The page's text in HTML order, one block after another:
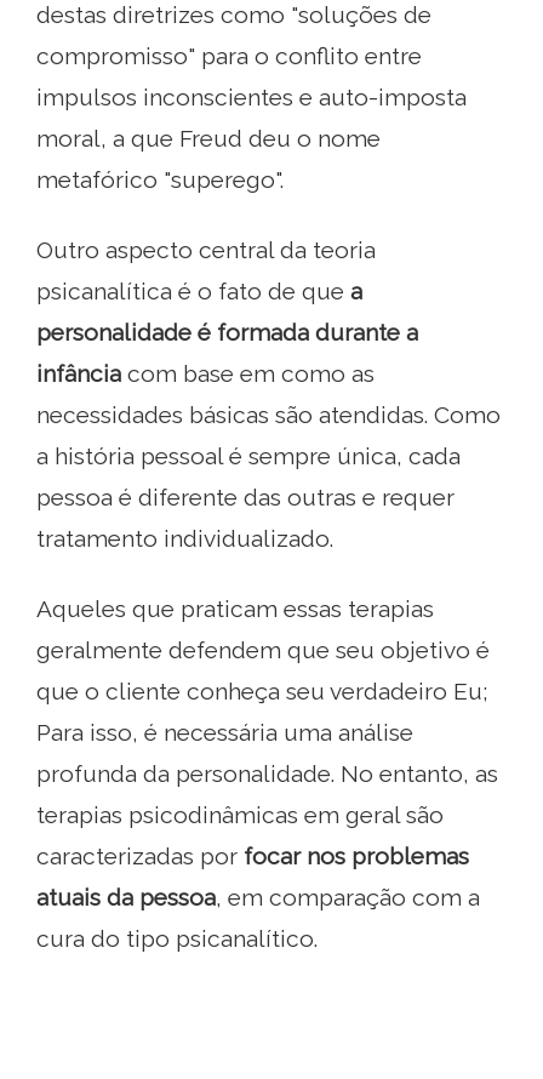
destas diretrizes como "soluções de
compromisso" para o conflito entre
impulsos inconscientes e auto-imposta
moral, a que Freud deu o nome
metafórico "superego".
Outro aspecto central da teoria
psicanalítica é o fato de que a
personalidade é formada durante a
infância com base em como as
necessidades básicas são atendidas. Como
a história pessoal é sempre única, cada
pessoa é diferente das outras e requer
tratamento individualizado.
Aqueles que praticam essas terapias
geralmente defendem que seu objetivo é
que o cliente conheça seu verdadeiro Eu;
Para isso, é necessária uma análise
profunda da personalidade. No entanto, as
terapias psicodinâmicas em geral são
caracterizadas por focar nos problemas
atuais da pessoa, em comparação com a
cura do tipo psicanalítico.